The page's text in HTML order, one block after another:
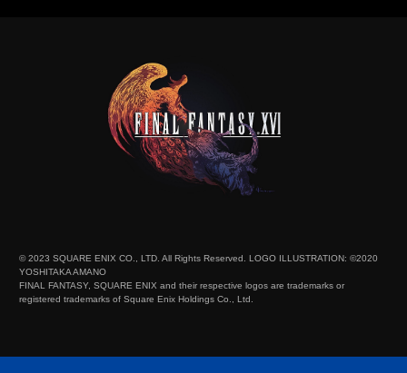
© 2023 SQUARE ENIX CO., LTD. All Rights Reserved. LOGO ILLUSTRATION: ©2020
YOSHITAKA AMANO
FINAL FANTASY, SQUARE ENIX and their respective logos are trademarks or
registered trademarks of Square Enix Holdings Co., Ltd.